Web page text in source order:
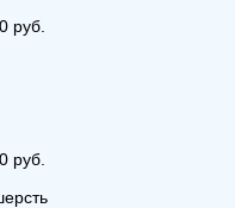
руб.
руб.